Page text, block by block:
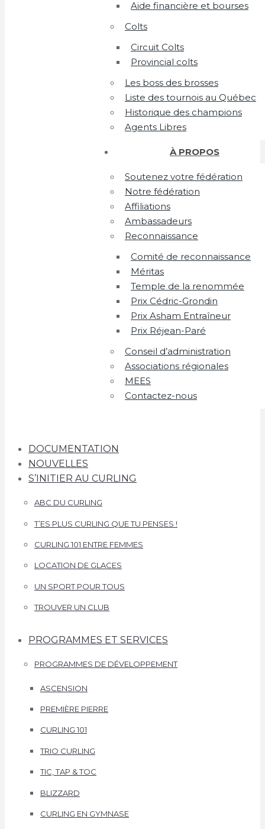
Aide financière et bourses
Colts
Circuit Colts
Provincial colts
Les boss des brosses
Liste des tournois au Québec
Historique des champions
Agents Libres
À PROPOS
Soutenez votre fédération
Notre fédération
Affiliations
Ambassadeurs
Reconnaissance
Comité de reconnaissance
Méritas
Temple de la renommée
Prix Cédric-Grondin
Prix Asham Entraîneur
Prix Réjean-Paré
Conseil d’administration
Associations régionales
MEES
Contactez-nous
DOCUMENTATION
NOUVELLES
S’INITIER AU CURLING
ABC DU CURLING
T’ES PLUS CURLING QUE TU PENSES !
CURLING 101 ENTRE FEMMES
LOCATION DE GLACES
UN SPORT POUR TOUS
TROUVER UN CLUB
PROGRAMMES ET SERVICES
PROGRAMMES DE DÉVELOPPEMENT
ASCENSION
PREMIÈRE PIERRE
CURLING 101
TRIO CURLING
TIC, TAP & TOC
BLIZZARD
CURLING EN GYMNASE